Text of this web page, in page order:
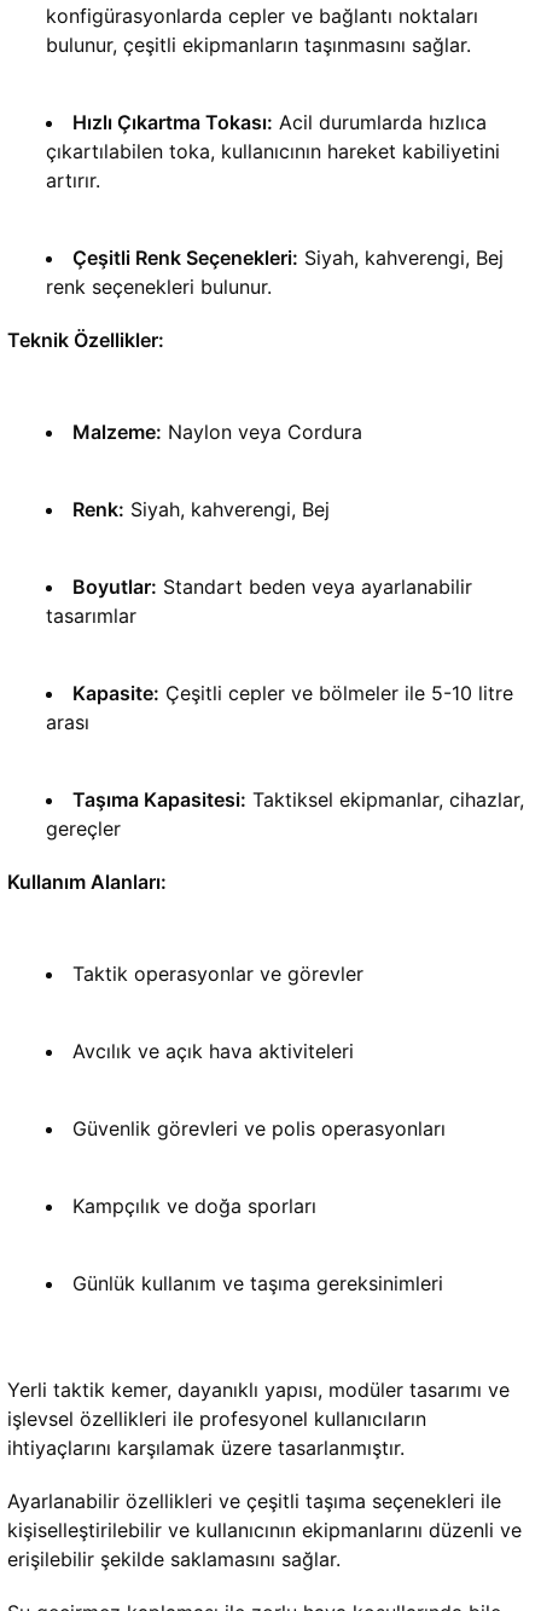
konfigürasyonlarda cepler ve bağlantı noktaları
bulunur, çeşitli ekipmanların taşınmasını sağlar.
Hızlı Çıkartma Tokası: Acil durumlarda hızlıca
çıkartılabilen toka, kullanıcının hareket kabiliyetini
artırır.
Çeşitli Renk Seçenekleri: Siyah, kahverengi, Bej
renk seçenekleri bulunur.
Teknik Özellikler:
Malzeme: Naylon veya Cordura
Renk: Siyah, kahverengi, Bej
Boyutlar: Standart beden veya ayarlanabilir
tasarımlar
Kapasite: Çeşitli cepler ve bölmeler ile 5-10 litre
arası
Taşıma Kapasitesi: Taktiksel ekipmanlar, cihazlar,
gereçler
Kullanım Alanları:
Taktik operasyonlar ve görevler
Avcılık ve açık hava aktiviteleri
Güvenlik görevleri ve polis operasyonları
Kampçılık ve doğa sporları
Günlük kullanım ve taşıma gereksinimleri
Yerli taktik kemer, dayanıklı yapısı, modüler tasarımı ve
işlevsel özellikleri ile profesyonel kullanıcıların
ihtiyaçlarını karşılamak üzere tasarlanmıştır.
Ayarlanabilir özellikleri ve çeşitli taşıma seçenekleri ile
kişiselleştirilebilir ve kullanıcının ekipmanlarını düzenli ve
erişilebilir şekilde saklamasını sağlar.